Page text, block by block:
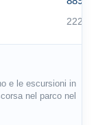
222 €
e le escursioni in
nel parco nel